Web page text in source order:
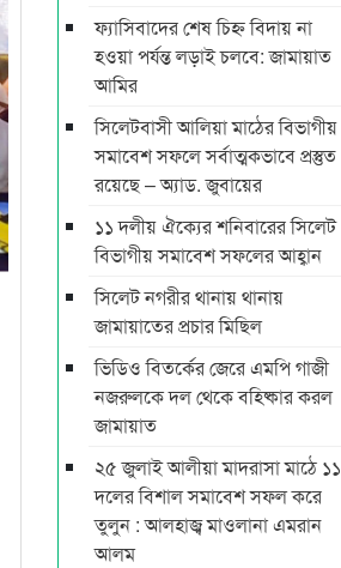
ফ্যাসিবাদের শেষ চিহ্ন বিদায় না
হওয়া পর্যন্ত লড়াই চলবে: জামায়াত
আমির
সিলেটবাসী আলিয়া মাঠের বিভাগীয়
সমাবেশ সফলে সর্বাত্মকভাবে প্রস্তুত
রয়েছে – অ্যাড. জুবায়ের
১১ দলীয় ঐক্যের শনিবারের সিলেট
বিভাগীয় সমাবেশ সফলের আহ্বান
সিলেট নগরীর থানায় থানায়
জামায়াতের প্রচার মিছিল
ভিডিও বিতর্কের জেরে এমপি গাজী
নজরুলকে দল থেকে বহিষ্কার করল
জামায়াত
২৫ জুলাই আলীয়া মাদরাসা মাঠে ১১
দলের বিশাল সমাবেশ সফল করে
তুলুন : আলহাজ্ব মাওলানা এমরান
আলম